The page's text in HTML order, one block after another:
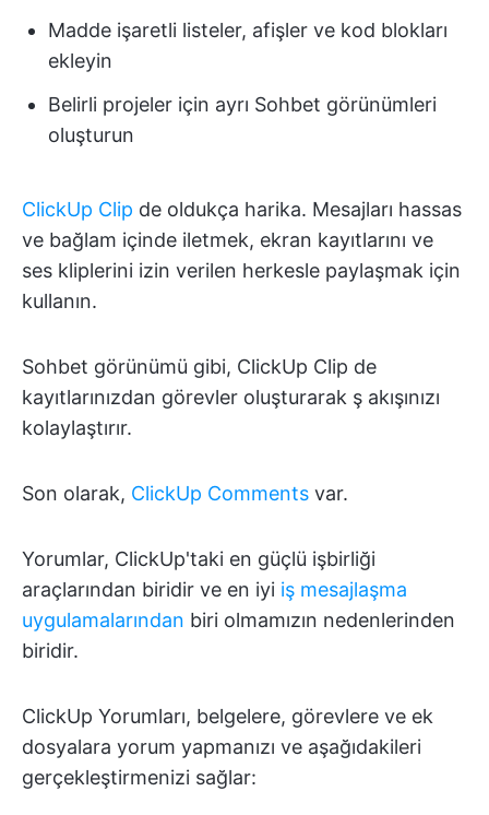
Madde işaretli listeler, afişler ve kod blokları
ekleyin
Belirli projeler için ayrı Sohbet görünümleri
oluşturun
ClickUp Clip de oldukça harika. Mesajları hassas
ve bağlam içinde iletmek, ekran kayıtlarını ve
ses kliplerini izin verilen herkesle paylaşmak için
kullanın.
Sohbet görünümü gibi, ClickUp Clip de
kayıtlarınızdan görevler oluşturarak ş akışınızı
kolaylaştırır.
Son olarak, ClickUp Comments var.
Yorumlar, ClickUp'taki en güçlü işbirliği
araçlarından biridir ve en iyi iş mesajlaşma
uygulamalarından biri olmamızın nedenlerinden
biridir.
ClickUp Yorumları, belgelere, görevlere ve ek
dosyalara yorum yapmanızı ve aşağıdakileri
gerçekleştirmenizi sağlar: